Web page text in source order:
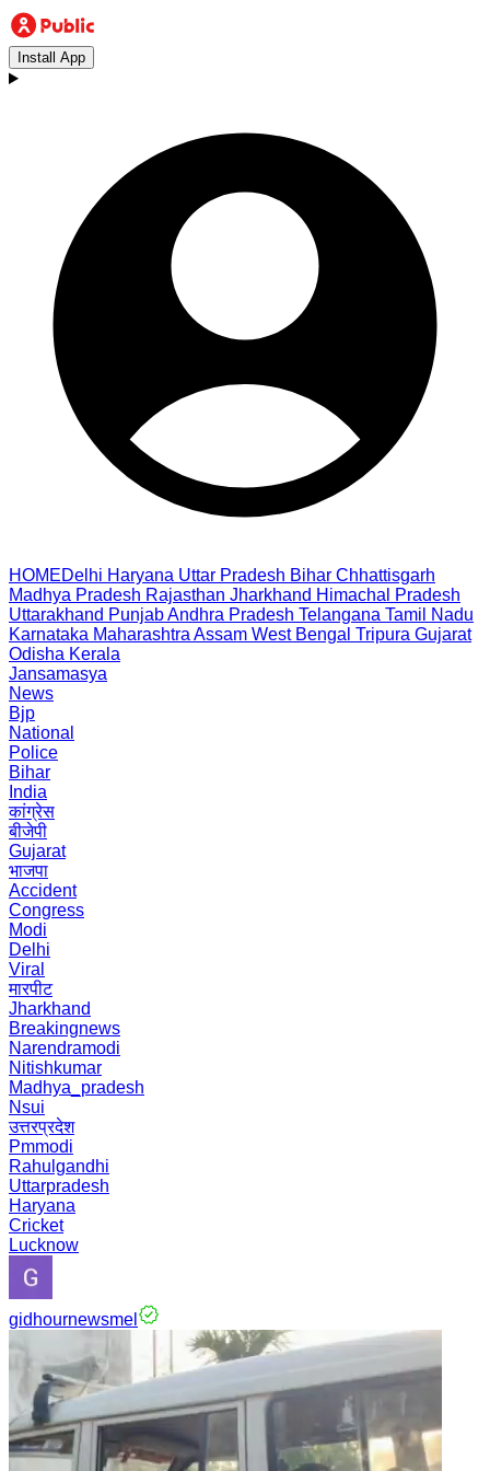
Install App
HOMEDelhi Haryana Uttar Pradesh Bihar Chhattisgarh
Madhya Pradesh Rajasthan Jharkhand Himachal Pradesh
Uttarakhand PunjabAndhra Pradesh Telangana Tamil Nadu
Karnataka Maharashtra Assam West Bengal Tripura Gujarat
Odisha Kerala
Jansamasya
News
Bjp
National
Police
Bihar
India
कांग्रेस
बीजेपी
Gujarat
भाजपा
Accident
Congress
Modi
Delhi
Viral
मारपीट
Jharkhand
Breakingnews
Narendramodi
Nitishkumar
Madhya_pradesh
Nsui
उत्तरप्रदेश
Pmmodi
Rahulgandhi
Uttarpradesh
Haryana
Cricket
Lucknow
gidhournewsmel